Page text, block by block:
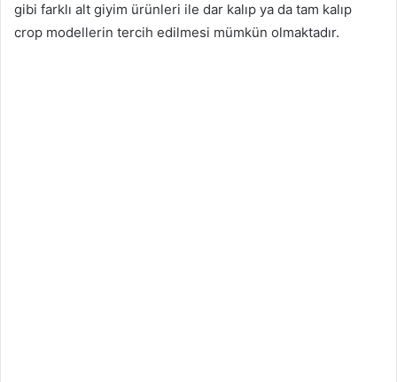
gibi farklı alt giyim ürünleri ile dar kalıp ya da tam kalıp
crop modellerin tercih edilmesi mümkün olmaktadır.